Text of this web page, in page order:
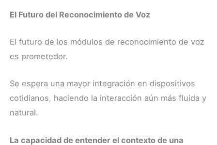
El Futuro del Reconocimiento de Voz
El futuro de los módulos de reconocimiento de voz
es prometedor.
Se espera una mayor integración en dispositivos
cotidianos, haciendo la interacción aún más fluida y
natural.
La capacidad de entender el contexto de una